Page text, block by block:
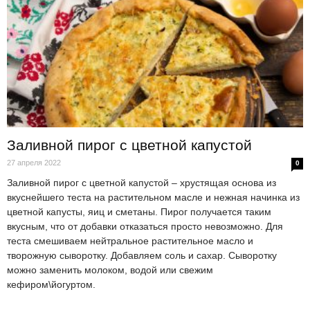
Заливной пирог с цветной капустой
27 апреля 2022 0
Заливной пирог с цветной капустой – хрустящая основа из
вкуснейшего теста на растительном масле и нежная начинка из
цветной капусты, яиц и сметаны. Пирог получается таким
вкусным, что от добавки отказаться просто невозможно. Для
теста смешиваем нейтральное растительное масло и
творожную сыворотку. Добавляем соль и сахар. Сыворотку
можно заменить молоком, водой или свежим
кефиром\йогуртом.